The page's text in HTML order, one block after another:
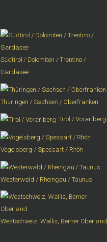
Südtirol / Dolomiten / Trentino /
Gardasee
Thüringen / Sachsen / Oberfranken
Tirol / Vorarlberg
Vogelsberg / Spessart / Rhön
Westerwald / Rheingau / Taunus
Westschweiz, Wallis, Berner Oberland